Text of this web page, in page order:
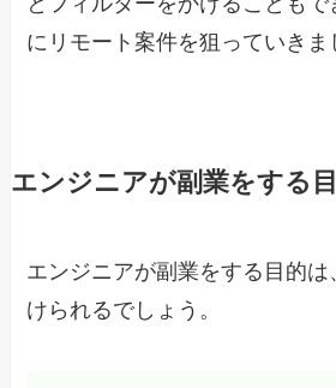
にリモート案件を狙っていきま
エンジニアが副業をする
エンジニアが副業をする目的
けられるでしょう。